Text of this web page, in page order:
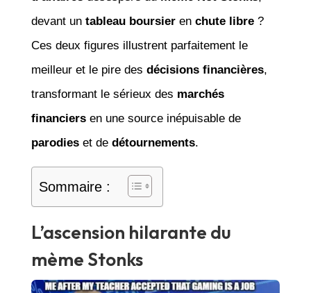
devant un tableau boursieren chute libre?
Ces deux figures illustrent parfaitement le
meilleur et le pire des décisions financières,
transformant le sérieux des marchés
financiersen une source inépuisable de
parodieset de détournements.
Sommaire :
L’ascension hilarante du
mème Stonks